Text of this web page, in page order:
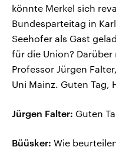
könnte Merkel sich
Bundesparteitag in
Seehofer als Gast
für die Union?
Professor Jürgen
Uni Mainz. Guten Tag,
Jürgen Falter: Guten
Büüsker: Wie